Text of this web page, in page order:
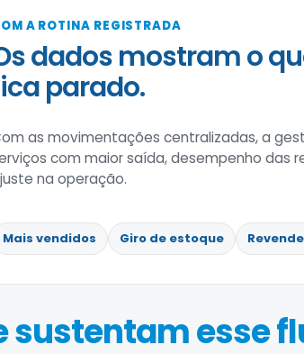
A ROTINA REGISTRADA
dados mostram o
parado.
as movimentações centralizadas, a
com maior saída, desempenho das
na operação.
Mais vendidos Giro de estoque
sustentam esse